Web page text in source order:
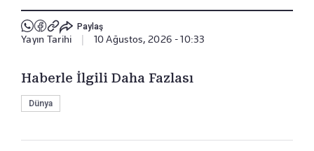
Paylaş
Yayın Tarihi | 10 Ağustos, 2026 - 10:33
Haberle İlgili Daha Fazlası
Dünya